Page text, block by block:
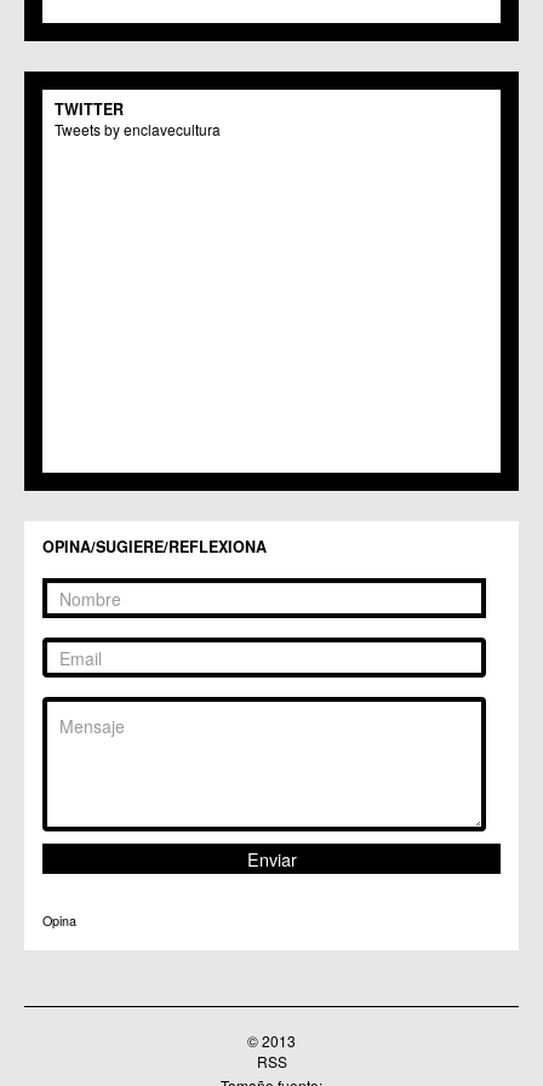
C.C.S. La Paz
C.M. El Carmen
Centros Culturales
C.C. Puertas de Castilla
C.C. Zarandona
TWITTER
Tweets by enclavecultura
OPINA/SUGIERE/REFLEXIONA
Opina
© 2013
RSS